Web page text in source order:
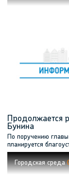
Продолжается
Бунина
По поручению
планируется
пешеходные
на улице Платонова
Городская среда